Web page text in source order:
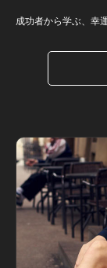
成功者から学ぶ、幸